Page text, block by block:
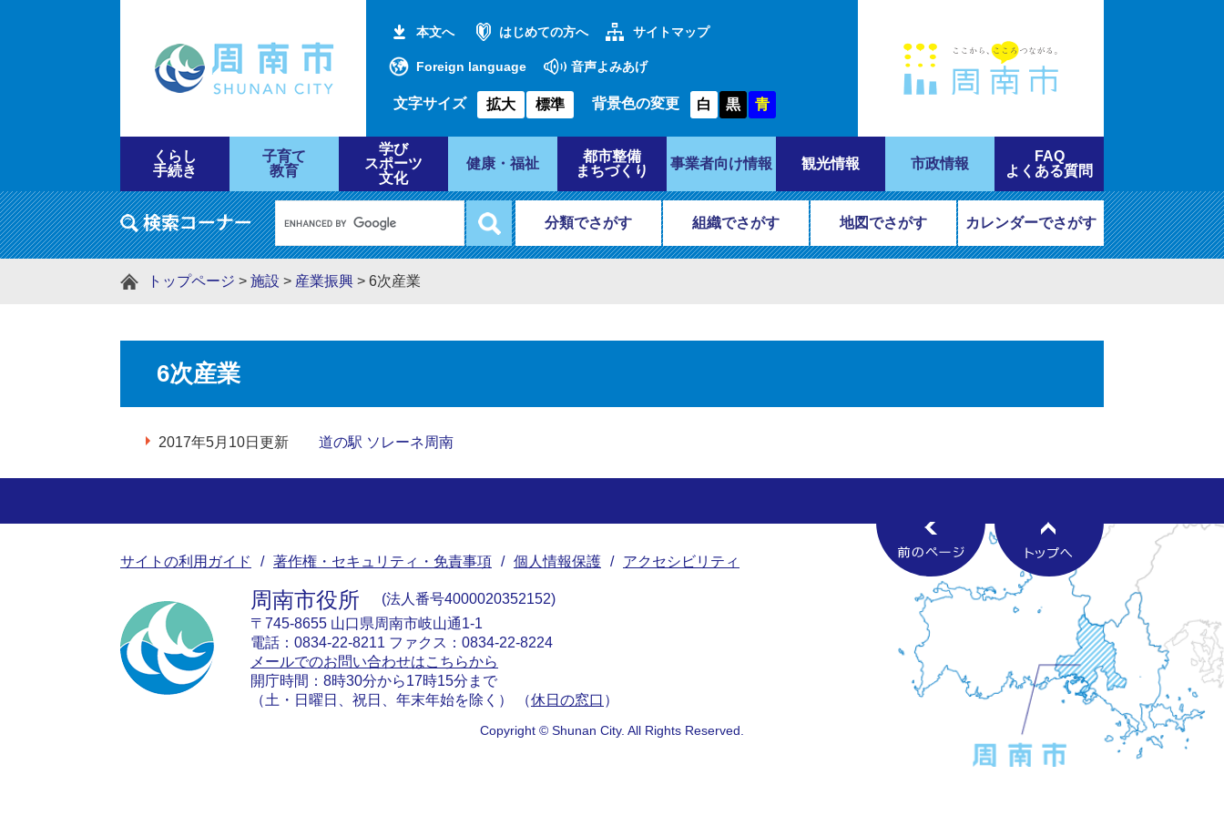
本文へ はじめての方へ サイトマップ
Foreign language 音声よみあげ
文字サイズ 拡大 標準 背景色の変更 白 黒 青
くらし
手続き
子育て
教育
学び
スポーツ
文化
健康・福祉
都市整備
まちづくり
事業者向け情報 観光情報 市政情報
FAQ
よくある質問
分類でさがす 組織でさがす 地図でさがす カレンダーでさがす
トップページ > 施設 > 産業振興 > 6次産業
6次産業
2017年5月10日更新 道の駅 ソレーネ周南
サイトの利用ガイド 著作権・セキュリティ・免責事項 個人情報保護 アクセシビリティ
周南市役所
法人番号4000020352152
〒745-8655 山口県周南市岐山通1-1
電話：0834-22-8211 ファクス：0834-22-8224
メールでのお問い合わせはこちらから
開庁時間：8時30分から17時15分まで
（土・日曜日、祝日、年末年始を除く） （休日の窓口 ）
Copyright © Shunan City. All Rights Reserved.